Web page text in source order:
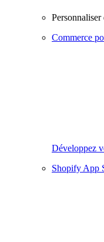
Commerce
Développez
Shopify App